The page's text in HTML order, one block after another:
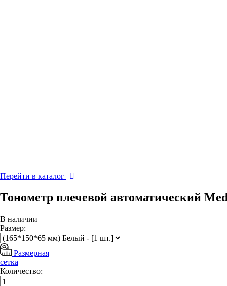
Перейти в каталог
Тонометр плечевой автоматический
В наличии
Размер:
Размерная
сетка
Количество: